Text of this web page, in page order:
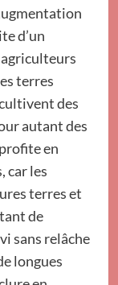
d’un
terres
des
autant des
en
car les
terres et
de
sans relâche
longues